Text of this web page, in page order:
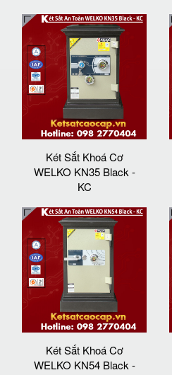
Két Sắt Khoá Cơ
WELKO KN35 Black -
KC
Két Sắt Khoá Cơ
WELKO KN54 Black -